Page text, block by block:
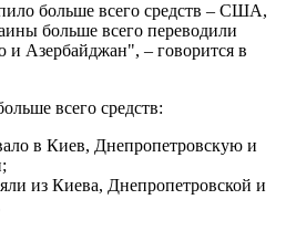
больше всего средств – США,
больше всего переводили
и Азербайджан", – говорится в
всего средств:
в Киев, Днепропетровскую и
из Киева, Днепропетровской и